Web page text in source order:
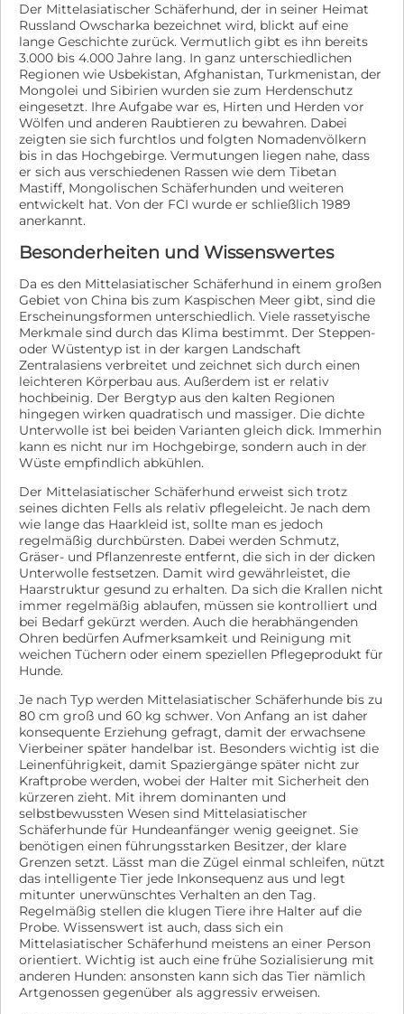
Der Mittelasiatischer Schäferhund, der in seiner Heimat
Russland Owscharka bezeichnet wird, blickt auf eine
lange Geschichte zurück. Vermutlich gibt es ihn bereits
3.000 bis 4.000 Jahre lang. In ganz unterschiedlichen
Regionen wie Usbekistan, Afghanistan, Turkmenistan, der
Mongolei und Sibirien wurden sie zum Herdenschutz
eingesetzt. Ihre Aufgabe war es, Hirten und Herden vor
Wölfen und anderen Raubtieren zu bewahren. Dabei
zeigten sie sich furchtlos und folgten Nomadenvölkern
bis in das Hochgebirge. Vermutungen liegen nahe, dass
er sich aus verschiedenen Rassen wie dem Tibetan
Mastiff, Mongolischen Schäferhunden und weiteren
entwickelt hat. Von der FCI wurde er schließlich 1989
anerkannt.
Besonderheiten und Wissenswertes
Da es den Mittelasiatischer Schäferhund in einem großen
Gebiet von China bis zum Kaspischen Meer gibt, sind die
Erscheinungsformen unterschiedlich. Viele rassetyische
Merkmale sind durch das Klima bestimmt. Der Steppen-
oder Wüstentyp ist in der kargen Landschaft
Zentralasiens verbreitet und zeichnet sich durch einen
leichteren Körperbau aus. Außerdem ist er relativ
hochbeinig. Der Bergtyp aus den kalten Regionen
hingegen wirken quadratisch und massiger. Die dichte
Unterwolle ist bei beiden Varianten gleich dick. Immerhin
kann es nicht nur im Hochgebirge, sondern auch in der
Wüste empfindlich abkühlen.
Der Mittelasiatischer Schäferhund erweist sich trotz
seines dichten Fells als relativ pflegeleicht. Je nach dem
wie lange das Haarkleid ist, sollte man es jedoch
regelmäßig durchbürsten. Dabei werden Schmutz,
Gräser- und Pflanzenreste entfernt, die sich in der dicken
Unterwolle festsetzen. Damit wird gewährleistet, die
Haarstruktur gesund zu erhalten. Da sich die Krallen nicht
immer regelmäßig ablaufen, müssen sie kontrolliert und
bei Bedarf gekürzt werden. Auch die herabhängenden
Ohren bedürfen Aufmerksamkeit und Reinigung mit
weichen Tüchern oder einem speziellen Pflegeprodukt für
Hunde.
Je nach Typ werden Mittelasiatischer Schäferhunde bis zu
80 cm groß und 60 kg schwer. Von Anfang an ist daher
konsequente Erziehung gefragt, damit der erwachsene
Vierbeiner später handelbar ist. Besonders wichtig ist die
Leinenführigkeit, damit Spaziergänge später nicht zur
Kraftprobe werden, wobei der Halter mit Sicherheit den
kürzeren zieht. Mit ihrem dominanten und
selbstbewussten Wesen sind Mittelasiatischer
Schäferhunde für Hundeanfänger wenig geeignet. Sie
benötigen einen führungsstarken Besitzer, der klare
Grenzen setzt. Lässt man die Zügel einmal schleifen, nützt
das intelligente Tier jede Inkonsequenz aus und legt
mitunter unerwünschtes Verhalten an den Tag.
Regelmäßig stellen die klugen Tiere ihre Halter auf die
Probe. Wissenswert ist auch, dass sich ein
Mittelasiatischer Schäferhund meistens an einer Person
orientiert. Wichtig ist auch eine frühe Sozialisierung mit
anderen Hunden: ansonsten kann sich das Tier nämlich
Artgenossen gegenüber als aggressiv erweisen.